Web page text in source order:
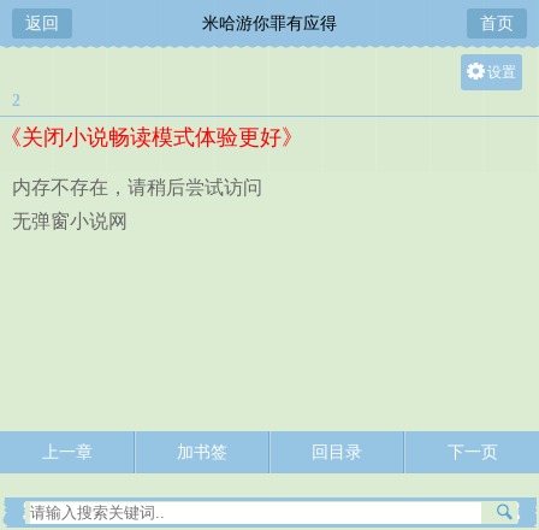
返回 米哈游你罪有应得 首页
设置
2
《关闭小说畅读模式体验更好》
内存不存在，请稍后尝试访问
无弹窗小说网
上一章 加书签 回目录 下一页